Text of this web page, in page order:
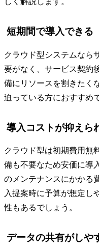
短期間で導入できる
クラウド型システムなら
要がなく、サービス契約
備にリソースを割きたく
迫っている方におすすめ
導入コストが抑えら
クラウド型は初期費用無
備も不要なため安価に導
のメンテナンスにかかる
入提案時に予算が想定し
性もあるでしょう。
データの共有がしや